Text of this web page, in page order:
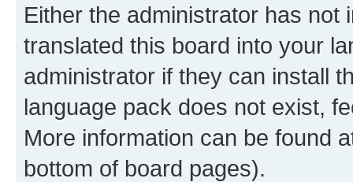
Either the administrator has not
translated this board into your
administrator if they can install
language pack does not exist,
More information can be found
bottom of board pages).